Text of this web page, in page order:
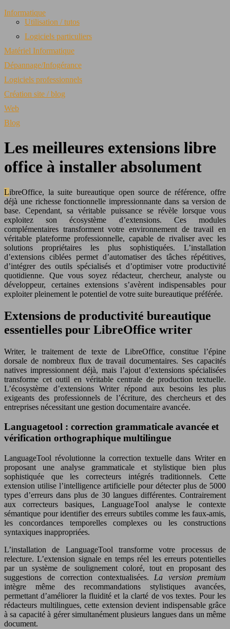
Informatique
Utilisation / tutos
Logiciels particuliers
Matériel Informatique
Dépannage/Infogérance
Logiciels professionnels
Création site / blog
Web
Blog
Les meilleures extensions libre
office à installer absolument
LibreOffice, la suite bureautique open source de référence, offre
déjà une richesse fonctionnelle impressionnante dans sa version de
base. Cependant, sa véritable puissance se révèle lorsque vous
exploitez son écosystème d’extensions. Ces modules
complémentaires transforment votre environnement de travail en
véritable plateforme professionnelle, capable de rivaliser avec les
solutions propriétaires les plus sophistiquées. L’installation
d’extensions ciblées permet d’automatiser des tâches répétitives,
d’intégrer des outils spécialisés et d’optimiser votre productivité
quotidienne. Que vous soyez rédacteur, chercheur, analyste ou
développeur, certaines extensions s’avèrent indispensables pour
exploiter pleinement le potentiel de votre suite bureautique préférée.
Extensions de productivité bureautique
essentielles pour LibreOffice writer
Writer, le traitement de texte de LibreOffice, constitue l’épine
dorsale de nombreux flux de travail documentaires. Ses capacités
natives impressionnent déjà, mais l’ajout d’extensions spécialisées
transforme cet outil en véritable centrale de production textuelle.
L’écosystème d’extensions Writer répond aux besoins les plus
exigeants des professionnels de l’écriture, des chercheurs et des
entreprises nécessitant une gestion documentaire avancée.
Languagetool : correction grammaticale avancée et
vérification orthographique multilingue
LanguageTool révolutionne la correction textuelle dans Writer en
proposant une analyse grammaticale et stylistique bien plus
sophistiquée que les correcteurs intégrés traditionnels. Cette
extension utilise l’intelligence artificielle pour détecter plus de 5000
types d’erreurs dans plus de 30 langues différentes. Contrairement
aux correcteurs basiques, LanguageTool analyse le contexte
sémantique pour identifier des erreurs subtiles comme les faux-amis,
les concordances temporelles complexes ou les constructions
syntaxiques inappropriées.
L’installation de LanguageTool transforme votre processus de
relecture. L’extension signale en temps réel les erreurs potentielles
par un système de soulignement coloré, tout en proposant des
suggestions de correction contextualisées. La version premium
intègre même des recommandations stylistiques avancées,
permettant d’améliorer la fluidité et la clarté de vos textes. Pour les
rédacteurs multilingues, cette extension devient indispensable grâce
à sa capacité à gérer simultanément plusieurs langues dans un même
document.